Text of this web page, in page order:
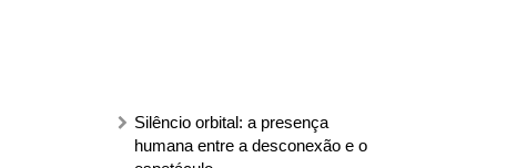
Silêncio orbital: a presença
humana entre a desconexão e o